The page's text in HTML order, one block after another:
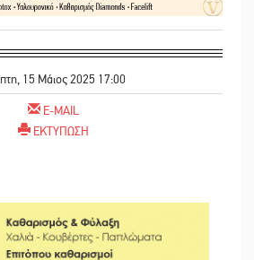
15 Μάιος 2025 17:00
E-MAIL
ΕΚΤΥΠΩΣΗ